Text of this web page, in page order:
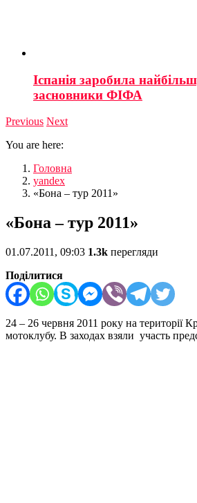
Іспанія заробила
засновники ФІФА
Previous Next
You are here:
Головна
yandex
«Бона – тур 2011»
«Бона – тур 2011»
01.07.2011, 09:03 1.3k перегляди
Поділитися
24 – 26 червня 2011 року на території
мотоклубу. В заходах взяли участь